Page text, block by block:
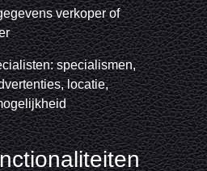
verkoper of
specialismen,
locatie,